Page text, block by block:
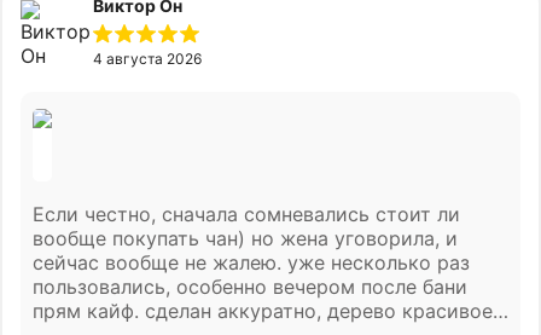
Виктор Он
4 августа 2026
Если честно, сначала сомневались стоит ли
вообще покупать чан) но жена уговорила, и
сейчас вообще не жалею. уже несколько раз
пользовались, особенно вечером после бани
прям кайф. сделан аккуратно, дерево красивое,